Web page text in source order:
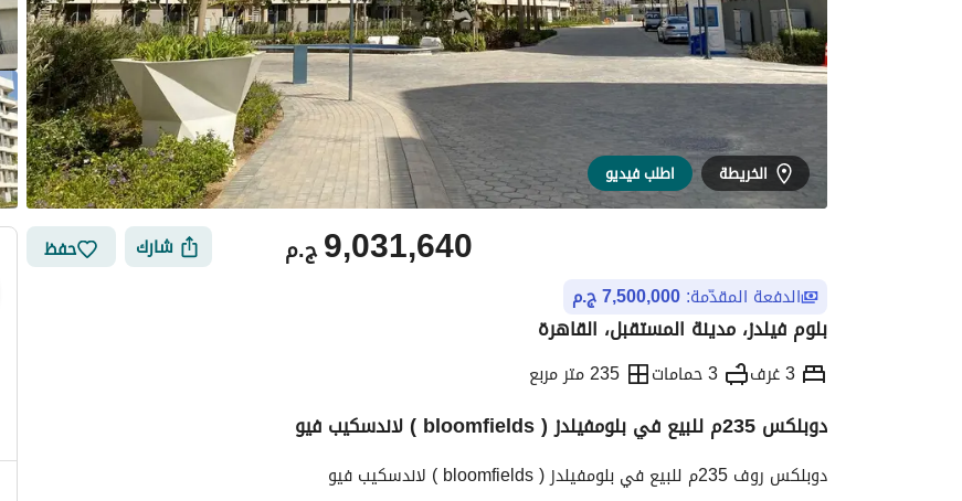
الخريطة اطلب فيديو
ج.م9,031,640 شارك حفظ
الدفعة المقدّمة: 7,500,000 ج.م
بلوم فيلدز، مدينة المستقبل، القاهرة
3 غرف 3 حمامات 235 متر مربع
الاتجاهات والمؤشرات
دوبلكس 235م للبيع في بلومفيلدز ( bloomfields ) لاندسكيب فيو
دوبلكس روف 235م للبيع في بلومفيلدز ( bloomfields ) لاندسكيب فيو